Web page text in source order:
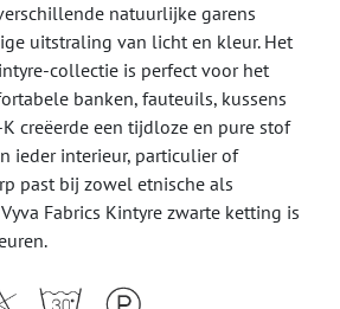
natuurlijke garens
uitstraling van licht en kleur. Het
collectie is perfect voor het
banken, fauteuils, kussens
creëerde een tijdloze en pure stof
ieder interieur, particulier of
past bij zowel etnische als
Fabrics Kintyre zwarte ketting is